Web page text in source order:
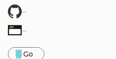
―
―
Go